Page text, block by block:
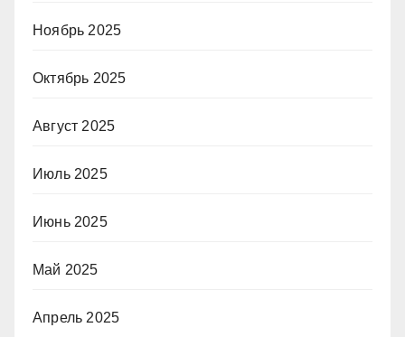
Ноябрь 2025
Октябрь 2025
Август 2025
Июль 2025
Июнь 2025
Май 2025
Апрель 2025